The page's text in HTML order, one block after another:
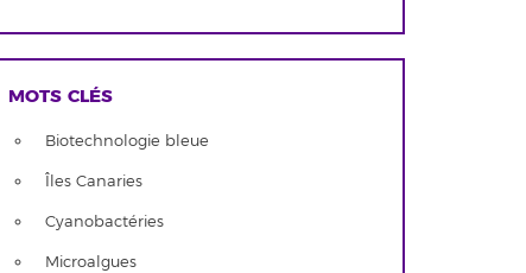
MOTS CLÉS
Biotechnologie bleue
Îles Canaries
Cyanobactéries
Microalgues